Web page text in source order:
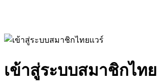
เข้าสู่ระบบสมาชิกไท